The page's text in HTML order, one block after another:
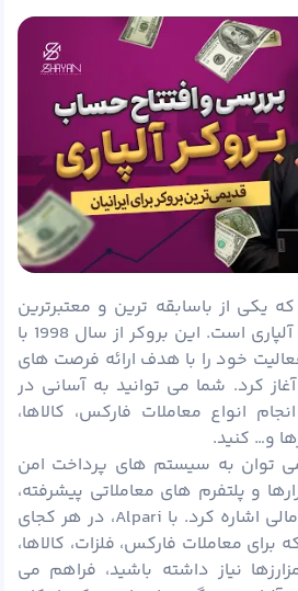
یکی از باسابقه ترین و معتبرترین
بروکرها در سطح جهانی آلپاری است. این بروکر از سال 1998 با
خود را با هدف ارائه فرصت های
کرد. شما می توانید به آسانی در
انواع معاملات فارکس، کالاها،
و… کنید.
می توان به سیستم های پرداخت امن
و پلتفرم های معاملاتی پیشرفته،
ارائه اخبار و تحلیل های مالی اشاره کرد. با Alpari، در هر کجای
برای معاملات فارکس، فلزات، کالاها،
نیاز داشته باشید، فراهم می